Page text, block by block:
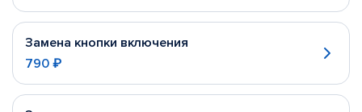
Замена кнопки включения
790 ₽